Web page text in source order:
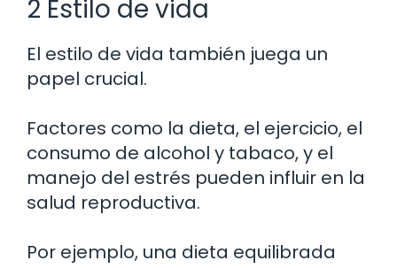
2 Estilo de vida
El estilo de vida también juega un
papel crucial.
Factores como la dieta, el ejercicio, el
consumo de alcohol y tabaco, y el
manejo del estrés pueden influir en la
salud reproductiva.
Por ejemplo, una dieta equilibrada